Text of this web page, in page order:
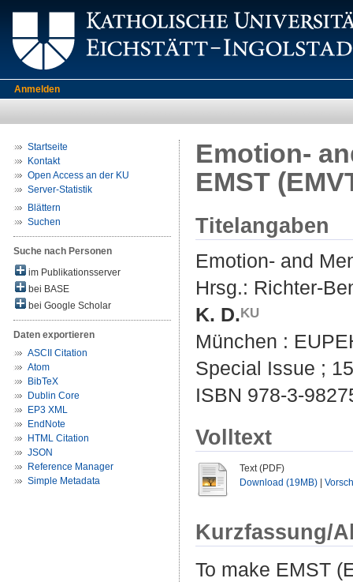
Anmelden
Startseite
Kontakt
Open Access an der KU
Server-Statistik
Blättern
Suchen
Suche nach Personen
im Publikationsserver
bei BASE
bei Google Scholar
Daten exportieren
ASCII Citation
Atom
BibTeX
Dublin Core
EP3 XML
EndNote
HTML Citation
JSON
Reference Manager
Simple Metadata
Emotion-
EMST
Titelangaben
Emotion- and
Hrsg.: Richter-
K. D.
München :
Special Issue ;
ISBN 978-3-
Volltext
Text (PDF)
Download (19MB)
Kurzfassung/
To make EMST